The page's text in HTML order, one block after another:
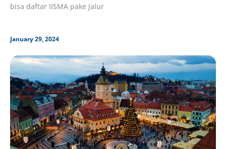
bisa daftar IISMA pake Jalur
January 29, 2024